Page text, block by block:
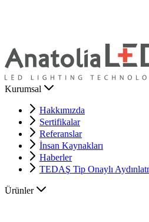
Kurumsal
Hakkımızda
Sertifikalar
Referanslar
İnsan Kaynakları
Haberler
TEDAŞ Tip Onaylı
Ürünler